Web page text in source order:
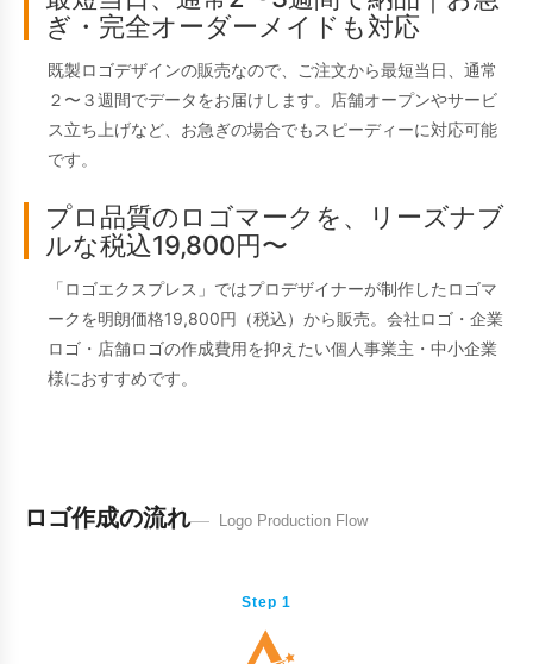
ぎ・完全オーダーメイドも対応
既製ロゴデザインの販売なので、ご注文から最短当日、通常
２〜３週間でデータをお届けします。店舗オープンやサービ
ス立ち上げなど、お急ぎの場合でもスピーディーに対応可能
です。
プロ品質のロゴマークを、リーズナブ
ルな税込19,800円〜
「ロゴエクスプレス」ではプロデザイナーが制作したロゴマ
ークを明朗価格19,800円（税込）から販売。会社ロゴ・企業
ロゴ・店舗ロゴの作成費用を抑えたい個人事業主・中小企業
様におすすめです。
ロゴ作成の流れ Logo Production Flow
Step 1